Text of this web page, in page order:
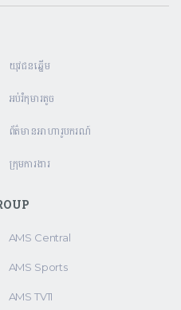
ads_size=2]
យុវជនឆ្នើម
អប់រំកុមារតូច
ព័ត៌មានអាហារូបករណ៍
ក្រុមការងារ
AMS Central
AMS Sports
AMS TV11